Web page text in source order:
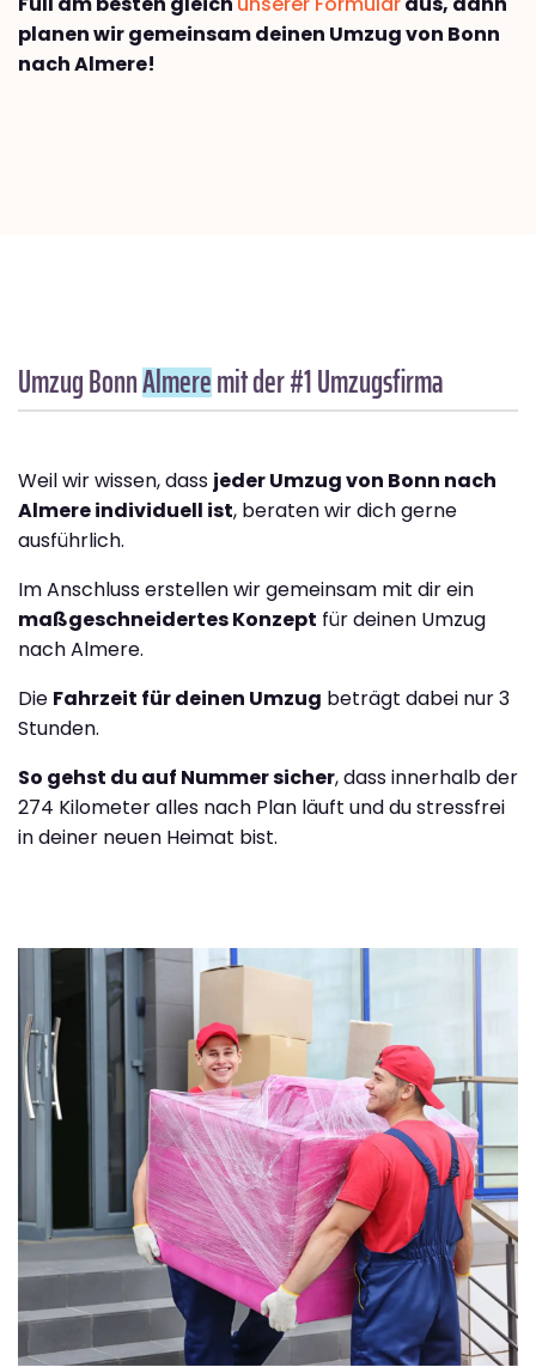
planen wir gemeinsam deinen Umzug von Bonn
nach Almere!
Umzug BonnAlmeremit der #1 Umzugsfirma
Weil wir wissen, dass jeder Umzug von Bonn nach
Almere individuell ist, beraten wir dich gerne
ausführlich.
Im Anschluss erstellen wir gemeinsam mit dir ein
maßgeschneidertes Konzept für deinen Umzug
nach Almere.
Die Fahrzeit für deinen Umzug beträgt dabei nur 3
Stunden.
So gehst du auf Nummer sicher, dass innerhalb der
274 Kilometer alles nach Plan läuft und du stressfrei
in deiner neuen Heimat bist.